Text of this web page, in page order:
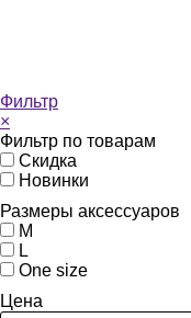
Фильтр
×
Фильтр по товарам
Скидка
Новинки
Размеры аксессуаров
M
L
One size
Цена